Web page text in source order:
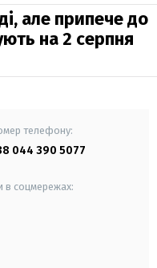
але припече до
на 2 серпня
телефону:
044 390 5077
в соцмережах: